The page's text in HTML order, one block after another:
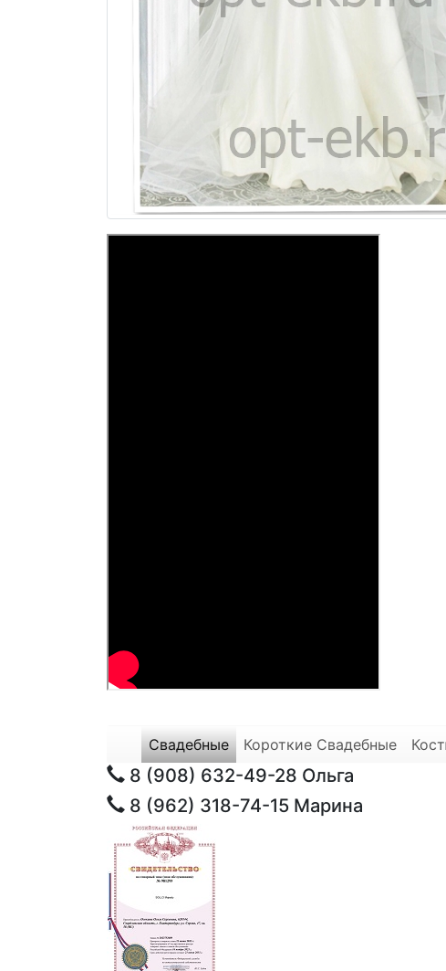
Свадебные Короткие Свадебные
8 (908) 632-49-28 Ольга
8 (962) 318-74-15 Марина